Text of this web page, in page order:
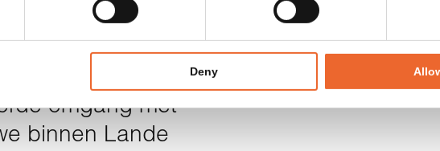
Deny
bieden we de
opnieuw te stofferen.
van het meubilair én
omgang met
binnen Lande